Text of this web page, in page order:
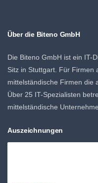
Über die Biteno GmbH
Die Biteno GmbH ist ein IT-
Sitz in Stuttgart. Für Firmen
mittelständische Firmen die
Über 25 IT-Spezialisten
mittelständische
Auszeichnungen